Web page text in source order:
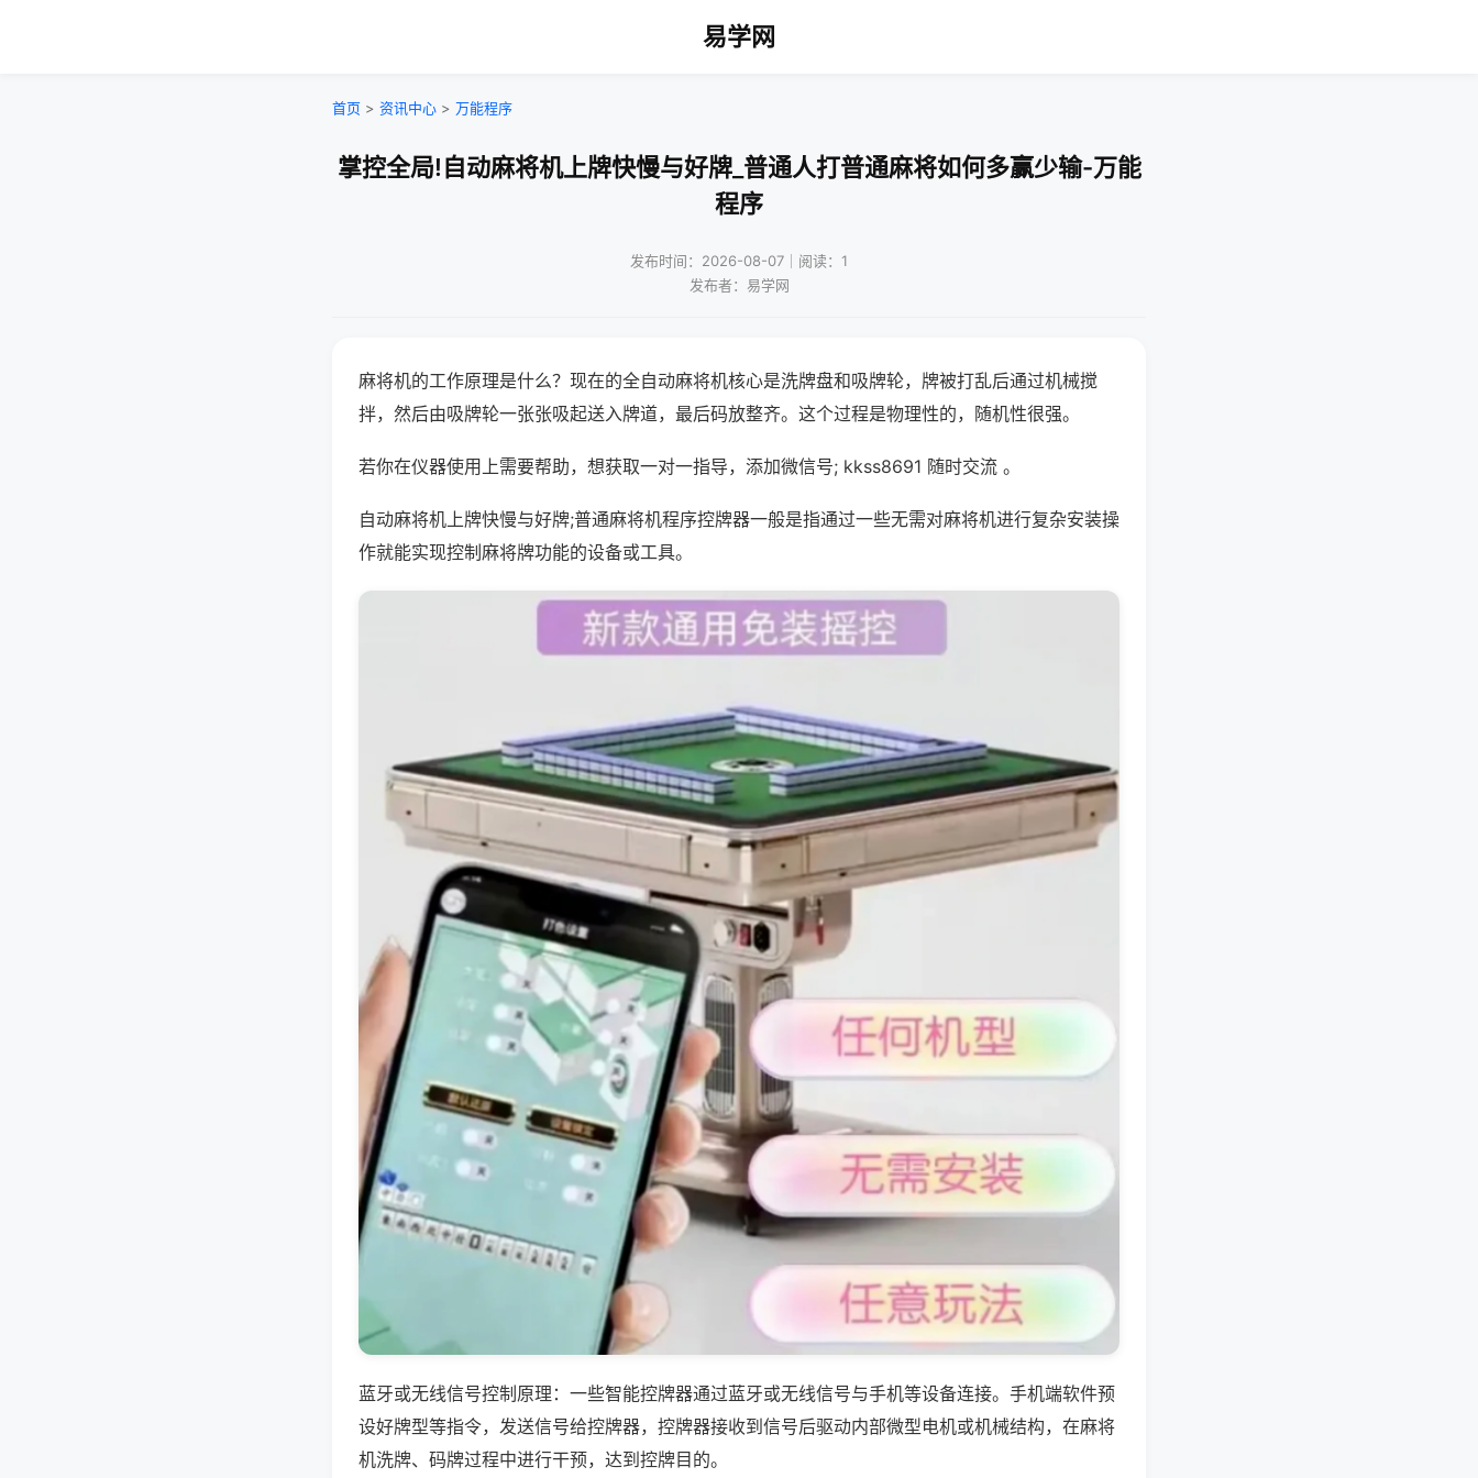
易学网
首页 > 资讯中心 > 万能程序
掌控全局!自动麻将机上牌快慢与好牌_普通人打普通麻将如何多赢少输-万能
程序
发布时间：2026-08-07｜阅读：1
发布者：易学网
麻将机的工作原理是什么？现在的全自动麻将机核心是洗牌盘和吸牌轮，牌被打乱后通过机械搅
拌，然后由吸牌轮一张张吸起送入牌道，最后码放整齐。这个过程是物理性的，随机性很强。
若你在仪器使用上需要帮助，想获取一对一指导，添加微信号; kkss8691 随时交流 。
自动麻将机上牌快慢与好牌;普通麻将机程序控牌器一般是指通过一些无需对麻将机进行复杂安装操
作就能实现控制麻将牌功能的设备或工具。
蓝牙或无线信号控制原理：一些智能控牌器通过蓝牙或无线信号与手机等设备连接。手机端软件预
设好牌型等指令，发送信号给控牌器，控牌器接收到信号后驱动内部微型电机或机械结构，在麻将
机洗牌、码牌过程中进行干预，达到控牌目的。